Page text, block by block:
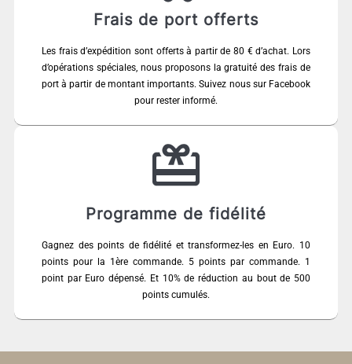
Frais de port offerts
Les frais d’expédition sont offerts à partir de 80 € d’achat. Lors
d’opérations spéciales, nous proposons la gratuité des frais de
port à partir de montant importants. Suivez nous sur Facebook
pour rester informé.
Programme de fidélité
Gagnez des points de fidélité et transformez-les en Euro. 10
points pour la 1ère commande. 5 points par commande. 1
point par Euro dépensé. Et 10% de réduction au bout de 500
points cumulés.